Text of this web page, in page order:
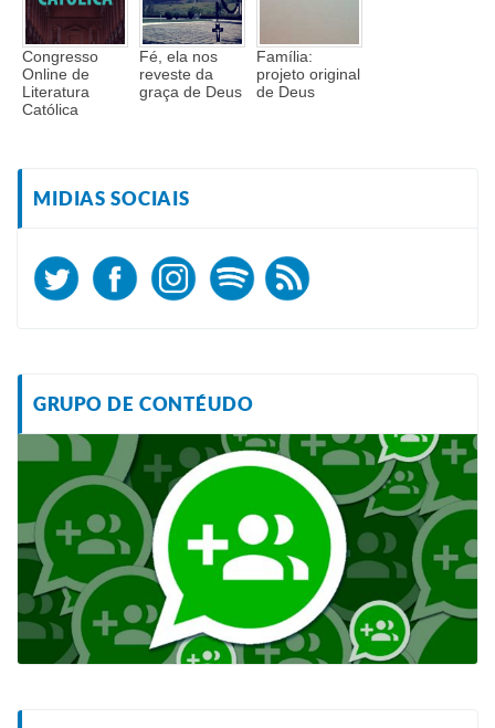
Congresso
Online de
Literatura
Católica
Fé, ela nos
reveste da
graça de Deus
Família:
projeto original
de Deus
MIDIAS SOCIAIS
GRUPO DE CONTÉUDO